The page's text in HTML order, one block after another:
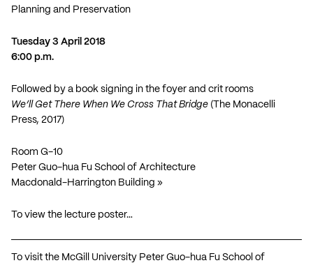
Planning and Preservation
Tuesday 3 April 2018
6:00 p.m.
Followed by a book signing in the foyer and crit rooms
We’ll Get There When We Cross That Bridge (The Monacelli
Press, 2017)
Room G-10
Peter Guo-hua Fu School of Architecture
Macdonald-Harrington Building »
To view the lecture poster…
To visit the McGill University Peter Guo-hua Fu School of